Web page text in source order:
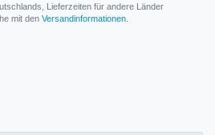
Lieferzeiten für andere Länder
mit den Versandinformationen